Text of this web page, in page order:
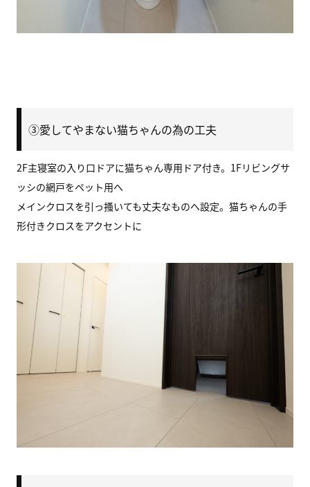
③愛してやまない猫ちゃんの為の工夫
2F主寝室の入り口ドアに猫ちゃん専用ドア付き。1Fリビングサ
ッシの網戸をペット用へ
メインクロスを引っ搔いても丈夫なものへ設定。猫ちゃんの手
形付きクロスをアクセントに